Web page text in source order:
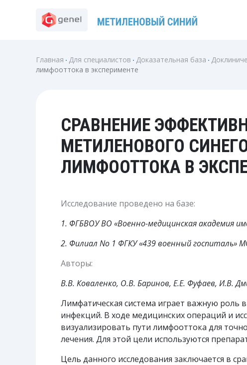
Главная Для специалистов Доказательная база
лимфооттока в эксперименте
СРАВНЕНИЕ
МЕТИЛЕНОВОГО
ЛИМФООТТОКА В
Исследование проведено на базе:
1. ФГБВОУ ВО «Военно-медицинская академия
2. Филиал No 1 ФГКУ «439 военный госпиталь»
Авторы:
В.В. Коваленко, О.В. Баринов, Е.Е. Фуфаев, И.В.
Лимфатическая система играет важную роль
инфекций. В ходе медицинских операций и
визуализировать пути лимфооттока для
лечения. Для этой цели используются
Цель данного исследования заключается в